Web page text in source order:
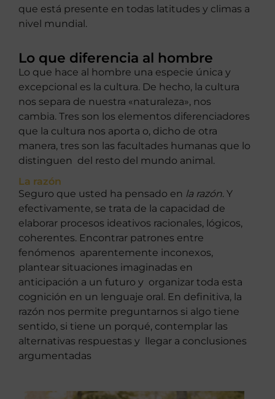
que está presente en todas latitudes y climas a
nivel mundial.
Lo que diferencia al hombre
Lo que hace al hombre una especie única y
excepcional es la cultura. De hecho, la cultura
nos separa de nuestra «naturaleza», nos
cambia. Tres son los elementos diferenciadores
que la cultura nos aporta o, dicho de otra
manera, tres son las facultades humanas que lo
distinguen del resto del mundo animal.
La razón
Seguro que usted ha pensado en la razón. Y
efectivamente, se trata de la capacidad de
elaborar procesos ideativos racionales, lógicos,
coherentes. Encontrar patrones entre
fenómenos aparentemente inconexos,
plantear situaciones imaginadas en
anticipación a un futuro y organizar toda esta
cognición en un lenguaje oral. En definitiva, la
razón nos permite preguntarnos si algo tiene
sentido, si tiene un porqué, contemplar las
alternativas respuestas y llegar a conclusiones
argumentadas